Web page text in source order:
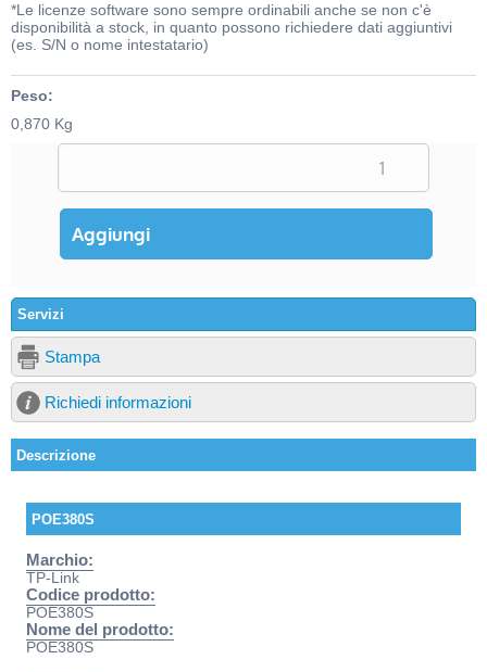
*Le licenze software sono sempre ordinabili anche se non c'è
disponibilità a stock, in quanto possono richiedere dati aggiuntivi
(es. S/N o nome intestatario)
Peso:
0,870 Kg
Servizi
Stampa
Richiedi informazioni
Descrizione
POE380S
Marchio:
TP-Link
Codice prodotto:
POE380S
Nome del prodotto:
POE380S